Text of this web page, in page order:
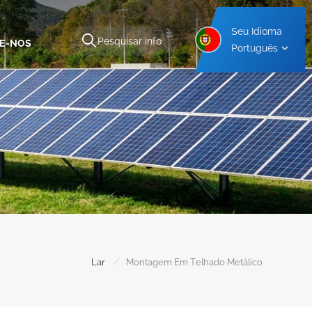
Seu Idioma
Português
NOS
Lar / Montagem Em Telhado Metálico